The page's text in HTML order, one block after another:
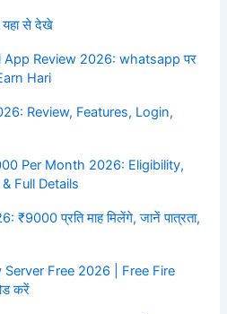
से देखे
App Review 2026: whatsapp पर
Hari
Review, Features, Login,
Per Month 2026: Eligibility,
Full Details
प्रति माह मिलेंगे, जानें पात्रता,
Free 2026 | Free Fire
करें